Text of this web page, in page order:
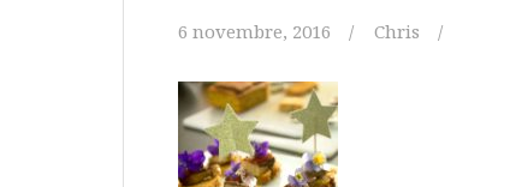
6 novembre, 2016 Chris